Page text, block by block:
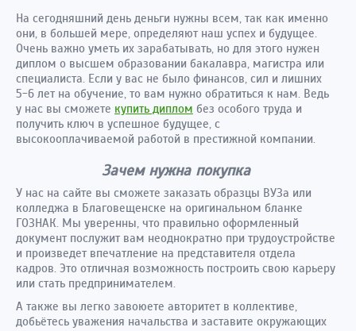
На сегодняшний день деньги нужны всем, так как именно
они, в большей мере, определяют наш успех и будущее.
Очень важно уметь их зарабатывать, но для этого нужен
диплом о высшем образовании бакалавра, магистра или
специалиста. Если у вас не было финансов, сил и лишних
5-6 лет на обучение, то вам нужно обратиться к нам. Ведь
у нас вы сможете купить диплом без особого труда и
получить ключ в успешное будущее, с
высокооплачиваемой работой в престижной компании.
Зачем нужна покупка
У нас на сайте вы сможете заказать образцы ВУЗа или
колледжа в Благовещенске на оригинальном бланке
ГОЗНАК. Мы уверенны, что правильно оформленный
документ послужит вам неоднократно при трудоустройстве
и произведет впечатление на представителя отдела
кадров. Это отличная возможность построить свою карьеру
или стать предпринимателем.
А также вы легко завоюете авторитет в коллективе,
добьётесь уважения начальства и заставите окружающих